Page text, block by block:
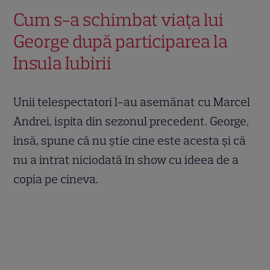
Cum s-a schimbat viața lui
George după participarea la
Insula Iubirii
Unii telespectatori l-au asemănat cu Marcel
Andrei, ispita din sezonul precedent. George,
însă, spune că nu știe cine este acesta și că
nu a intrat niciodată în show cu ideea de a
copia pe cineva.